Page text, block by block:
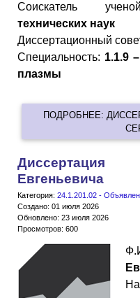
Cоискатель
технических наук
Диссертационный
Специальность: 1.1.9
плазмы
ПОДРОБНЕЕ:
Диссертация
Евгеньевича
Категория: 24.1.201.02 -
Создано: 01 июля 2026
Обновлено: 23 июля 2026
Просмотров: 600